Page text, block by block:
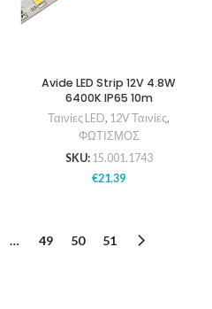
Avide LED Strip 12V 4.8W
6400K IP65 10m
Ταινίες LED, 12V Ταινίες,
ΦΩΤΙΣΜΟΣ
SKU: 15.001.1743
€21.39
… 49 50 51